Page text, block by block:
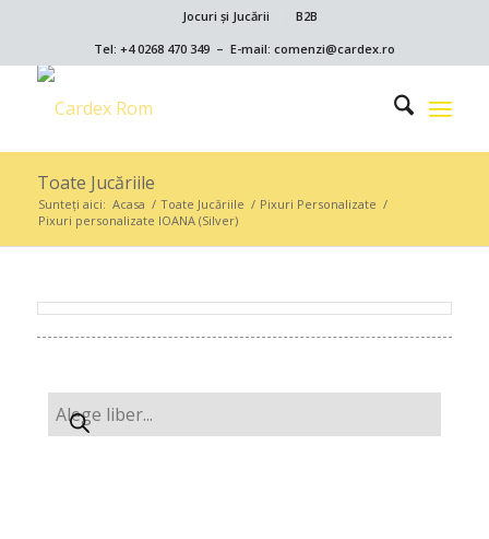
Jocuri și Jucării
B2B
Tel: +4 0268 470 349 – E-mail: comenzi@cardex.ro
Toate Jucăriile
Sunteți aici: Acasa / Toate Jucăriile / Pixuri Personalizate /
Pixuri personalizate IOANA (Silver)